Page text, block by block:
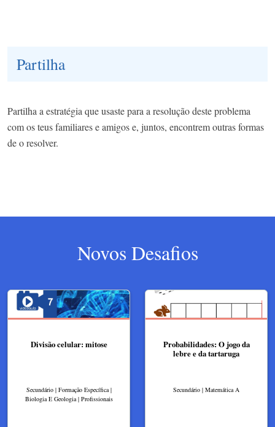
Partilha
Partilha a estratégia que usaste para a resolução deste problema
com os teus familiares e amigos e, juntos, encontrem outras formas
de o resolver.
Novos Desafios
Divisão celular: mitose
Secundário | Formação Específica |
Biologia E Geologia | Profissionais
Probabilidades: O jogo da
lebre e da tartaruga
Secundário | Matemática A